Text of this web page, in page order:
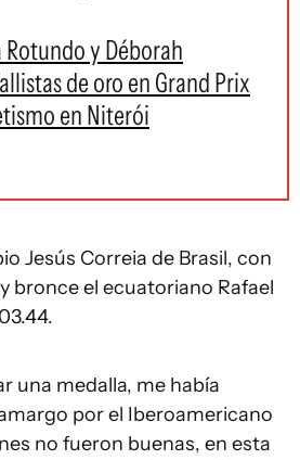
y Déborah
de oro en Grand Prix
en Niterói
Jesús Correia de Brasil, con
bronce el ecuatoriano Rafael
una medalla, me había
por el Iberoamericano
no fueron buenas, en esta